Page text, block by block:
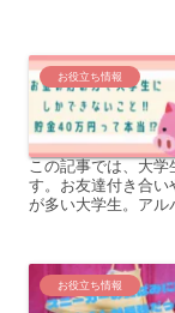
お役立ち情報
この記事では、大学
す。お友達付き合い
が多い大学生。アル
お役立ち情報